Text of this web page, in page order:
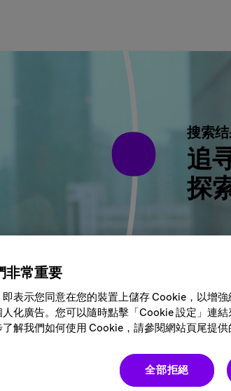
搜索
追
探
非常重要
表示您同意在您的裝置上儲存 Cookie，以增強
化廣告。您可以隨時點擊「Cookie 設定」連結
解我們如何使用 Cookie，請參閱網站頁尾提供
全部拒絕